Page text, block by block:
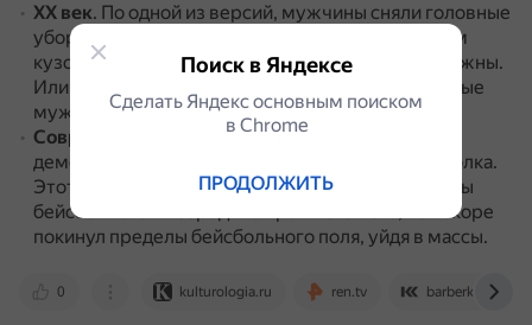
XX век. По одной из версий, мужчины сняли головные
уборы, когда пересели в автомобили с закрытым
кузовом — раз нет дорожной пыли, шляпы не нужны.
Или же всё дело в том, что в моду вошли стильные
мужские причёски.
Современность
Самым распространённым и
демократичным головным убором стала бейсболка.
Этот головной убор появился как элемент формы
бейсболистов в середине прошлого века, но вскоре
покинул пределы бейсбольного поля, уйдя в массы.
0 kulturologia.ru ren.tv barberkontora.ru
Поиск в Яндексе
Сделать Яндекс основным поиском
в Сhrome
ПРОДОЛЖИТЬ